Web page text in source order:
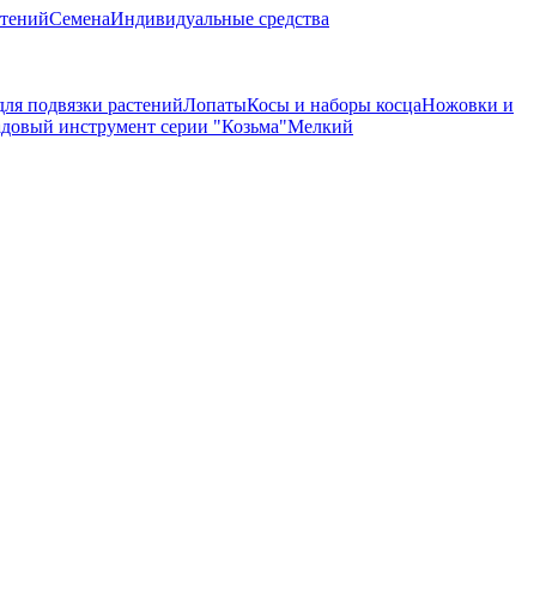
СеменаИндивидуальные средства
подвязки растенийЛопатыКосы и наборы косцаНожовки и
инструмент серии "Козьма"Мелкий